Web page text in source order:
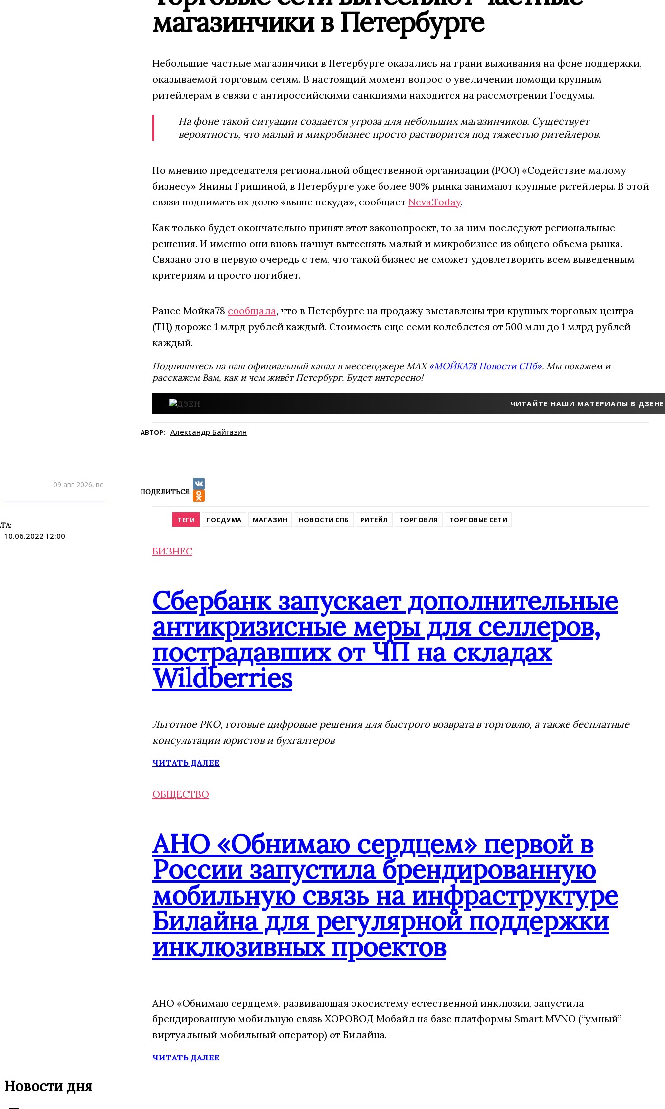
09 авг 2026, вс
10.06.2022 12:00
магазинчики в Петербурге
Небольшие частные магазинчики в Петербурге оказались на грани выживания на фоне поддержки,
оказываемой торговым сетям. В настоящий момент вопрос о увеличении помощи крупным
ритейлерам в связи с антироссийскими санкциями находится на рассмотрении Госдумы.
На фоне такой ситуации создается угроза для небольших магазинчиков. Существует
вероятность, что малый и микробизнес просто растворится под тяжестью ритейлеров.
По мнению председателя региональной общественной организации (РОО) «Содействие малому
бизнесу» Янины Гришиной, в Петербурге уже более 90% рынка занимают крупные ритейлеры. В этой
связи поднимать их долю «выше некуда», сообщает Neva.Today.
Как только будет окончательно принят этот законопроект, то за ним последуют региональные
решения. И именно они вновь начнут вытеснять малый и микробизнес из общего объема рынка.
Связано это в первую очередь с тем, что такой бизнес не сможет удовлетворить всем выведенным
критериям и просто погибнет.
Ранее Мойка78 сообщала, что в Петербурге на продажу выставлены три крупных торговых центра
(ТЦ) дороже 1 млрд рублей каждый. Стоимость еще семи колеблется от 500 млн до 1 млрд рублей
каждый.
Подпишитесь на наш официальный канал в мессенджере MAX«МОЙКА78 Новости СПб». Мы покажем и
расскажем Вам, как и чем живёт Петербург. Будет интересно!
ЧИТАЙТЕ НАШИ МАТЕРИАЛЫ В ДЗЕНЕ
АВТОР: Александр Байгазин
ПОДЕЛИТЬСЯ:
VK
ТЕГИ ГОСДУМА МАГАЗИН НОВОСТИ СПБ РИТЕЙЛ ТОРГОВЛЯ ТОРГОВЫЕ СЕТИ
БИЗНЕС
Сбербанк запускает дополнительные
антикризисные меры для селлеров,
пострадавших от ЧП на складах
Wildberries
Льготное РКО, готовые цифровые решения для быстрого возврата в торговлю, а также бесплатные
консультации юристов и бухгалтеров
ЧИТАТЬ ДАЛЕЕ
ОБЩЕСТВО
АНО «Обнимаю сердцем» первой в
России запустила брендированную
мобильную связь на инфраструктуре
Билайна для регулярной поддержки
инклюзивных проектов
АНО «Обнимаю сердцем», развивающая экосистему естественной инклюзии, запустила
брендированную мобильную связь ХОРОВОД Мобайл на базе платформы Smart MVNO (“умный”
виртуальный мобильный оператор) от Билайна.
ЧИТАТЬ ДАЛЕЕ
Новости дня